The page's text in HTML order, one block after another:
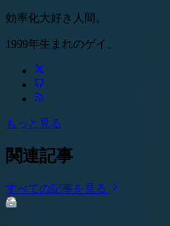
効率化大好き人間。
1999年生まれのゲイ。
もっと見る
関連記事
すべての記事を見る